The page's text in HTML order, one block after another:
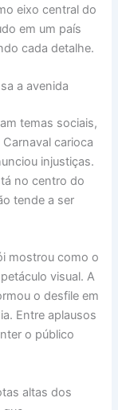
eixo central do
em um país
cada detalhe.
a avenida
temas sociais,
carioca
injustiças.
no centro do
tende a ser
mostrou como o
visual. A
o desfile em
Entre aplausos
o público
altas dos